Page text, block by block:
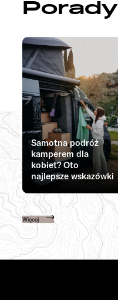
Porady
Samotna podróż
kamperem dla
kobiet? Oto
najlepsze wskazówki
Więcej